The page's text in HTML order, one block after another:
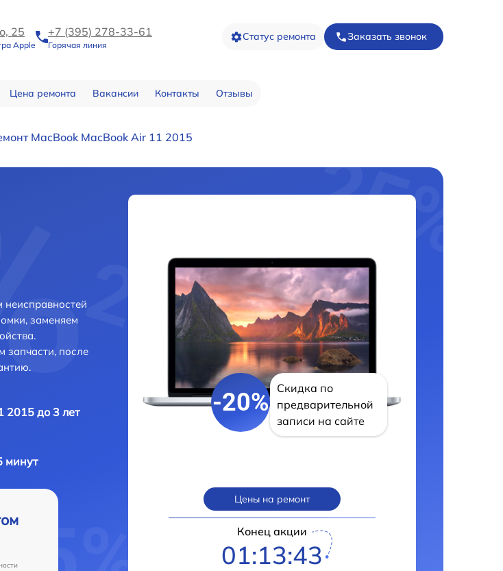
25
Apple
+7 (395) 278-33-61
Горячая линия
Статус ремонта Заказать звонок
Цена ремонта Вакансии Контакты Отзывы
MacBook MacBook Air 11 2015
заменяем
запчасти, после
2015 до 3 лет
минут
-20%
Скидка по
предварительной
записи на сайте
Цены на ремонт
Конец акции
01:13:42